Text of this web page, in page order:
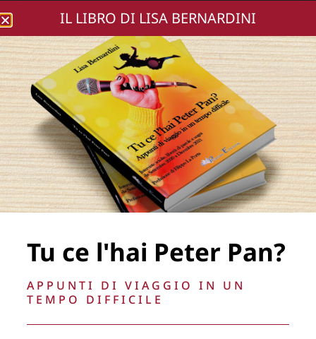
Lisa Bernardini
DSC02171-108
rimuovere, oscurare, modificare, immagini e testi del sito, a
propria discrezione.
IL LIBRO DI LISA BERNARDINI
Tu ce l'hai Peter Pan?
APPUNTI DI VIAGGIO IN UN
TEMPO DIFFICILE